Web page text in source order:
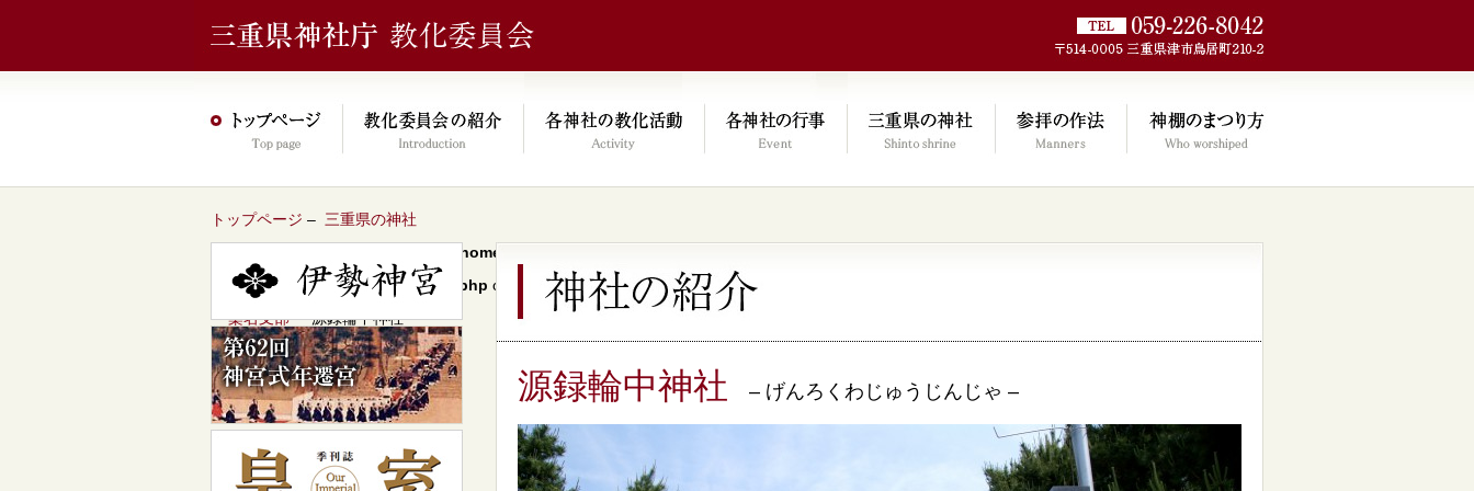
トップページ – 三重県の神社
/home/xs046278/mie-jinjacho.or.jp/public_html/kyoka.mie-jinjacho.or.jp/wp/wp-
content/themes/jinja2022/header.php on line
64
–桑名支部– 源録輪中神社
源録輪中神社 – げんろくわじゅうじんじゃ –